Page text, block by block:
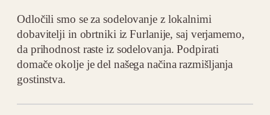
Odločili smo se za sodelovanje z lokalnimi
dobavitelji in obrtniki iz Furlanije, saj verjamemo,
da prihodnost raste iz sodelovanja. Podpirati
domače okolje je del našega načina razmišljanja
gostinstva.